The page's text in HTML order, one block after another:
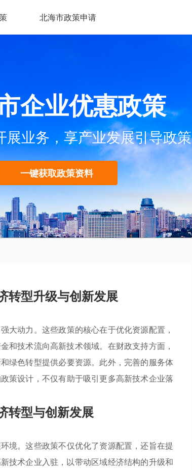
北海市政策申请
企业优惠政策
展业务，享产业发展引导政策
一键获取政策资料
转型升级与创新发展
大动力。这些政策的核心在于优化资源配置，
金和技术流向高新技术领域。在财政支持方面，
绿色转型提供必要资源。此外，完善的服务体
策设计，不仅有助于吸引更多高新技术企业落
转型与创新发展
境。这些政策不仅优化了资源配置，还旨在提
新技术企业入驻，以带动区域经济结构的升级和